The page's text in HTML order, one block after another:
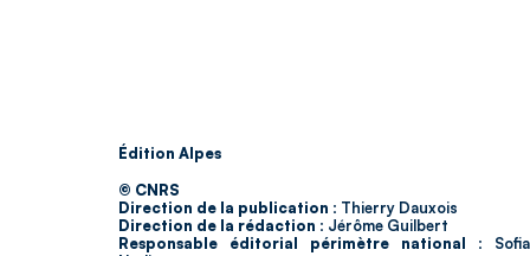
Édition Alpes
© CNRS
Direction de la publication : Thierry Dauxois
Direction de la rédaction : Jérôme Guilbert
Responsable éditorial périmètre national : Sofia